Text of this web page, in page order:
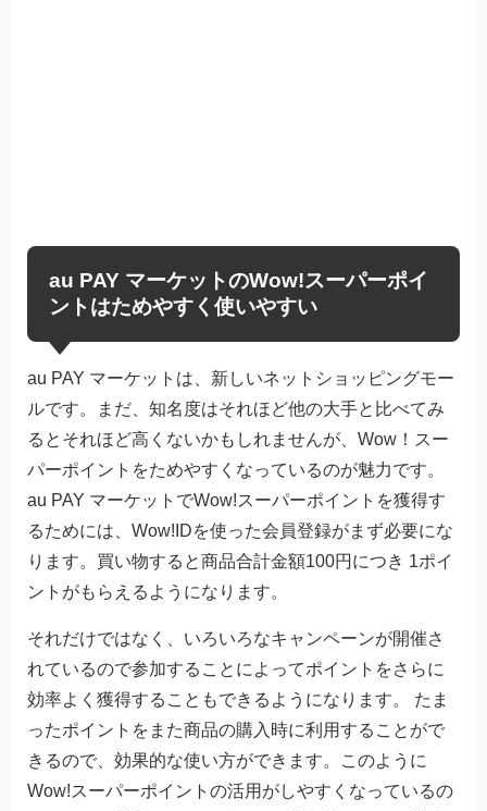
au PAY マーケットのWow!スーパーポイ
ントはためやすく使いやすい
au PAY マーケットは、新しいネットショッピングモー
ルです。まだ、知名度はそれほど他の大手と比べてみ
るとそれほど高くないかもしれませんが、Wow！スー
パーポイントをためやすくなっているのが魅力です。
au PAY マーケットでWow!スーパーポイントを獲得す
るためには、Wow!IDを使った会員登録がまず必要にな
ります。買い物すると商品合計金額100円につき 1ポイ
ントがもらえるようになります。
それだけではなく、いろいろなキャンペーンが開催さ
れているので参加することによってポイントをさらに
効率よく獲得することもできるようになります。 たま
ったポイントをまた商品の購入時に利用することがで
きるので、効果的な使い方ができます。このように
Wow!スーパーポイントの活用がしやすくなっているの